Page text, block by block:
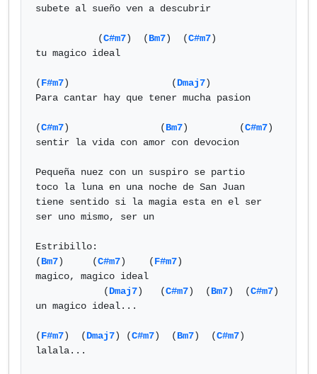
subete al sueño ven a descubrir
           (
C#m7)  (Bm7)  (C#m7)
tu magico ideal
(F#m7)                  (Dmaj7)
Para cantar hay que tener mucha pasion
(C#m7)                (Bm7)         (C#m7)
sentir la vida con amor con devocion
Pequeña nuez con un suspiro se partio
toco la luna en una noche de San Juan
tiene sentido si la magia esta en el ser
ser uno mismo, ser un
Estribillo:
(Bm7)     (C#m7)    (F#m7)
magico, magico ideal
            (
Dmaj7)   (C#m7)  (Bm7)  (C#m7)
un magico ideal...
(F#m7)  (Dmaj7) (C#m7)  (Bm7)  (C#m7)
lalala...